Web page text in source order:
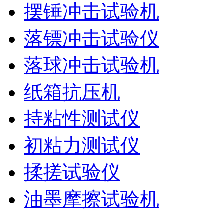
摆锤冲击试验机
落镖冲击试验仪
落球冲击试验机
纸箱抗压机
持粘性测试仪
初粘力测试仪
揉搓试验仪
油墨摩擦试验机